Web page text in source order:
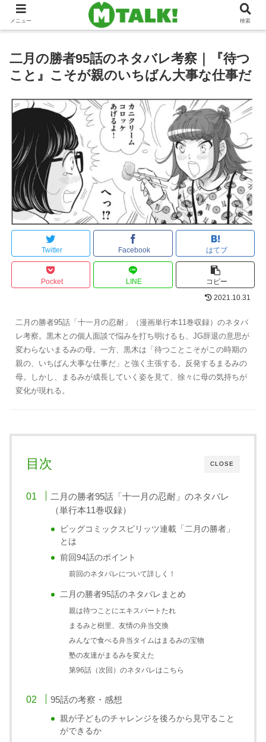
二月の勝者95話のネタバレ考察｜『待つ
こと』こそが親のいちばん大事な仕事だ
Twitter Facebook はてブ
Pocket LINE コピー
2021.10.31
二月の勝者95話「十一月の忍耐」（漫画単行本11巻収録）のネタバ
レ考察。黒木との個人面談で悩みを打ち明けるも、JG辞退の意思が
変わらないまるみの母。一方、黒木は「待つことこそがこの時期の
親の、いちばん大事な仕事だ」と強く主張する。反発するまるみの
母。しかし、まるみが成長していく姿を見て、徐々に母の気持ちが
変化が現れる。
CLOSE
目次
二月の勝者95話「十一月の忍耐」のネタバレ
（単行本11巻収録）
ビッグコミックスピリッツ連載「二月の勝者」
とは
前回94話のポイント
前回のネタバレについて詳しく！
二月の勝者95話のネタバレまとめ
親は待つことにエキスパートたれ
まるみと樹里、友情の弁当交換
みんなで食べる弁当タイムはまるみの宝物
塾の友達がまるみを変えた
第96話（次回）のネタバレはこちら
95話の考察・感想
親が子どものチャレンジを後ろから見守ること
ができるか
メニュー 検索